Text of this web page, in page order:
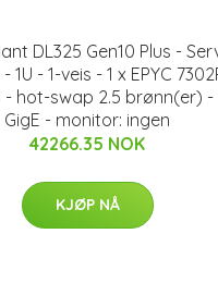
DL325 Gen10 Plus -
- 1-veis - 1 x EPYC
- hot-swap 2.5 brønn(er)
GigE - monitor: ingen
42266.35 NOK
KJØP NÅ